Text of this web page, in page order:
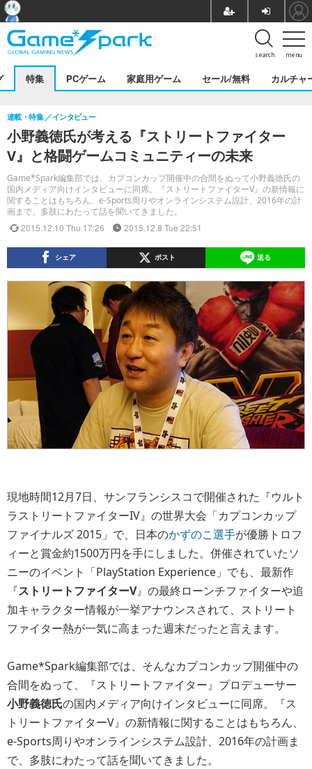
menu
search
特集 PCゲーム 家庭用ゲーム セール/無料 カルチャ
小野義徳氏が考える『ストリートファイター
V』と格闘ゲームコミュニティーの未来
Game*Spark編集部では、カプコンカップ開催中の合間をぬって小野義徳氏の
国内メディア向けインタビューに同席。『ストリートファイターV』の新情報に
関することはもちろん、e-Sports周りやオンラインシステム設計、2016年の計
画まで、多肢にわたって話を聞いてきました。
連載・特集 インタビュー
2015.12.10 Thu 17:26 2015.12.8 Tue 22:51
シェア ポスト 送る
現地時間12月7日、サンフランシスコで開催された『ウルト
ラストリートファイターIV』の世界大会「カプコンカップ
ファイナルズ 2015」で、日本のかずのこ選手が優勝トロフ
ィーと賞金約1500万円を手にしました。併催されていたソ
ニーのイベント「PlayStation Experience」でも、最新作
『ストリートファイターV』の最終ローンチファイターや追
加キャラクター情報が一挙アナウンスされて、ストリート
ファイター熱が一気に高まった週末だったと言えます。
Game*Spark編集部では、そんなカプコンカップ開催中の
合間をぬって、『ストリートファイター』プロデューサー
小野義徳氏の国内メディア向けインタビューに同席。『ス
トリートファイターV』の新情報に関することはもちろん、
e-Sports周りやオンラインシステム設計、2016年の計画ま
で、多肢にわたって話を聞いてきました。